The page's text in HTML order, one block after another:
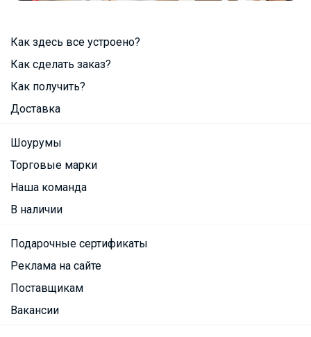
Как здесь все устроено?
Как сделать заказ?
Как получить?
Доставка
Шоурумы
Торговые марки
Наша команда
В наличии
Подарочные сертификаты
Реклама на сайте
Поставщикам
Вакансии